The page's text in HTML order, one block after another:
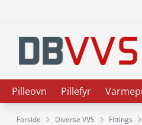
Pilleovn Pillefyr
Forside Diverse VVS Fittings